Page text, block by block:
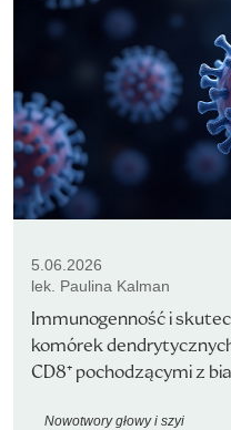
5.06.2026
lek. Paulina Kalman
Immunogenność i
komórek
CD8⁺ pochodzącymi z
Nowotwory głowy i szyi